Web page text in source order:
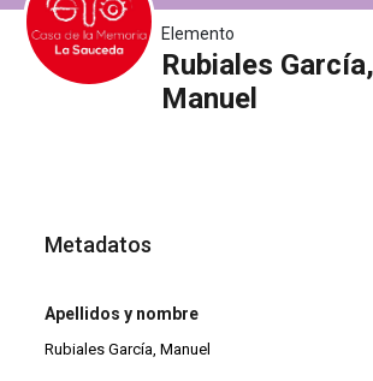
Elemento
Rubiales García,
Manuel
Metadatos
Apellidos y nombre
Rubiales García, Manuel